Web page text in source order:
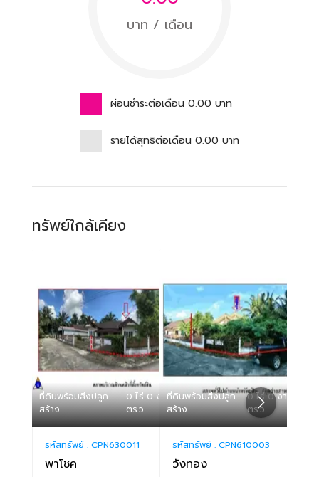
บาท / เดือน
ผ่อนชำระต่อเดือน 0.00 บาท
รายได้สุทธิต่อเดือน 0.00 บาท
ทรัพย์ใกล้เคียง
ที่ดินพร้อมสิ่งปลูก
สร้าง
0 ไร่ 0 งาน 57
ตร.ว
รหัสทรัพย์ : CPN630011
พาโชค
ที่ดินพร้อมสิ่งปลูก
สร้าง
0 ไร่ 0 งาน 91.60
ตร.ว
รหัสทรัพย์ : CPN610003
วังทอง